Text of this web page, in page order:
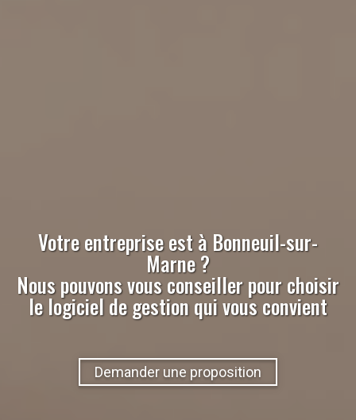
Votre entreprise est à Bonneuil-sur-
Marne?
Nous pouvons vous conseiller pour choisir
le logiciel de gestion qui vous convient
Demander une proposition